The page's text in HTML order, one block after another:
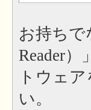
お持ちで
Reader
トウェ
い。